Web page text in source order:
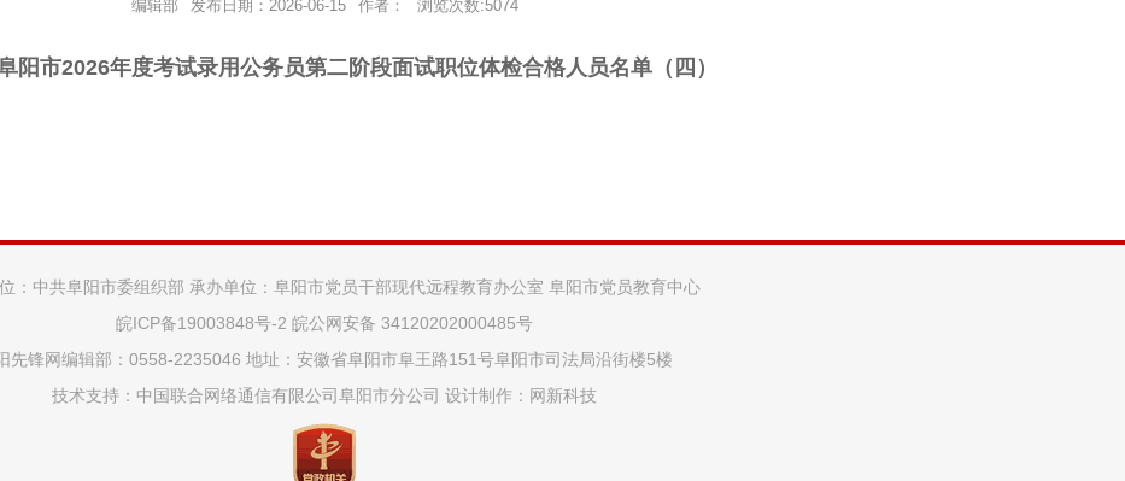
编辑部 发布日期： 2026-06-15 作者： 浏览次数:5074
阳市2026年度考试录用公务员第二阶段面试职位体检合格人员名单（四）
：中共阜阳市委组织部 承办单位：阜阳市党员干部现代远程教育办公室 阜阳市党员教育中心
皖ICP备19003848号-2 皖公网安备 34120202000485号
先锋网编辑部：0558-2235046 地址：安徽省阜阳市阜王路151号阜阳市司法局沿街楼5楼
技术支持：中国联合网络通信有限公司阜阳市分公司 设计制作： 网新科技